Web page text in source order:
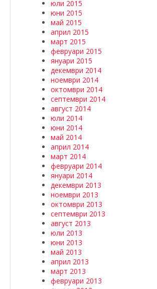
юли 2015
юни 2015
май 2015
април 2015
март 2015
февруари 2015
януари 2015
декември 2014
ноември 2014
октомври 2014
септември 2014
август 2014
юли 2014
юни 2014
май 2014
април 2014
март 2014
февруари 2014
януари 2014
декември 2013
ноември 2013
октомври 2013
септември 2013
август 2013
юли 2013
юни 2013
май 2013
април 2013
март 2013
февруари 2013